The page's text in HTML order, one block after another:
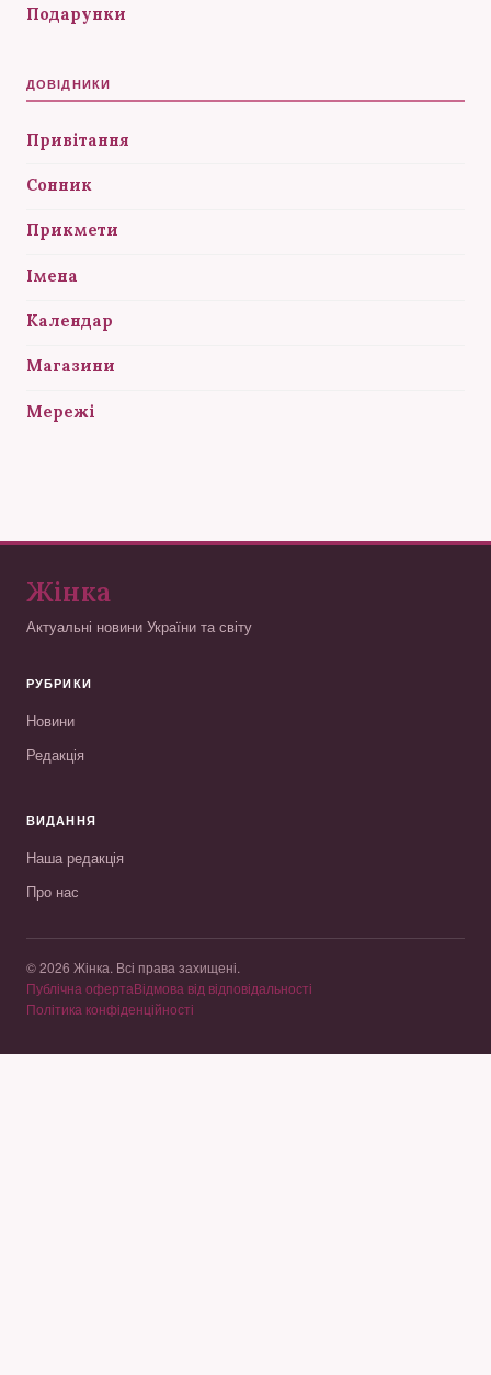
Подарунки
ДОВІДНИКИ
Привітання
Сонник
Прикмети
Імена
Календар
Магазини
Мережі
Жінка
Актуальні новини України та світу
РУБРИКИ
Новини
Редакція
ВИДАННЯ
Наша редакція
Про нас
© 2026 Жінка. Всі права захищені.
Публічна офертаВідмова від відповідальності
Політика конфіденційності